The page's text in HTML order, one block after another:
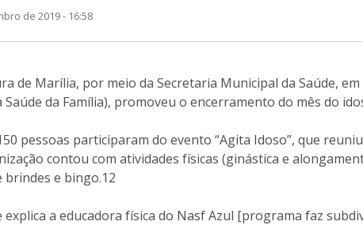
de 2019 - 16:58
de Marília, por meio da Secretaria Municipal da Saúde,
Saúde da Família), promoveu o encerramento do mês do
pessoas participaram do evento “Agita Idoso”, que
contou com atividades físicas (ginástica e
brindes e bingo.12
a educadora física do Nasf Azul [programa faz